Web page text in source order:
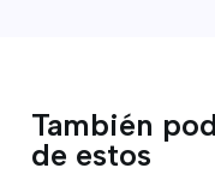
También
de estos